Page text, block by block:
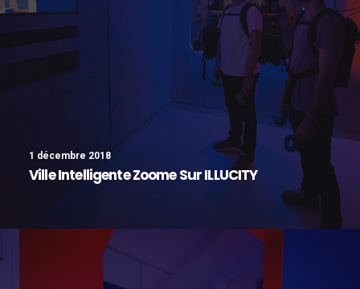
1 décembre 2018
Ville Intelligente Zoome Sur ILLUCITY